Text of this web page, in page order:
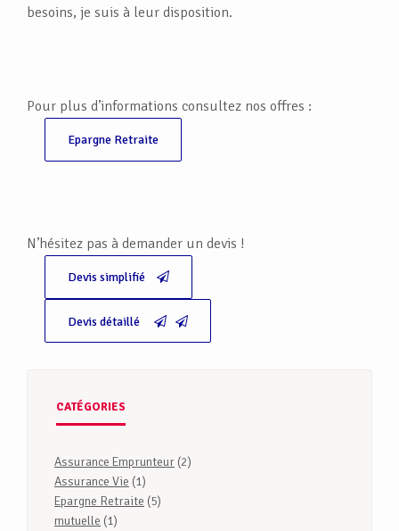
besoins, je suis à leur disposition.
Pour plus d’informations consultez nos offres :
Epargne Retraite
N’hésitez pas à demander un devis !
Devis simplifié
Devis détaillé
CATÉGORIES
Assurance Emprunteur (2)
Assurance Vie (1)
Epargne Retraite (5)
mutuelle (1)